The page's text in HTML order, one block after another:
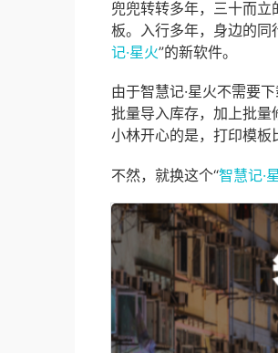
兜兜转转多年，三十而
板。入行多年，身边的同
记·星火”的新软件。
由于智慧记·星火不需要
批量导入库存，加上批
小林开心的是，打印模板
不然，就换这个“智慧记·